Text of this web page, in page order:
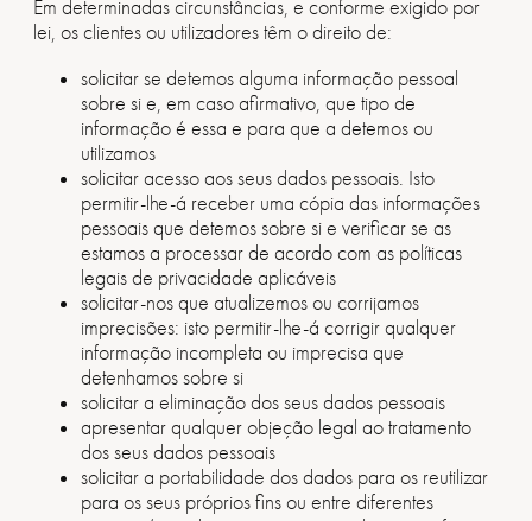
Em determinadas circunstâncias, e conforme exigido por
lei, os clientes ou utilizadores têm o direito de:
solicitar se detemos alguma informação pessoal
sobre si e, em caso afirmativo, que tipo de
informação é essa e para que a detemos ou
utilizamos
solicitar acesso aos seus dados pessoais. Isto
permitir-lhe-á receber uma cópia das informações
pessoais que detemos sobre si e verificar se as
estamos a processar de acordo com as políticas
legais de privacidade aplicáveis
solicitar-nos que atualizemos ou corrijamos
imprecisões: isto permitir-lhe-á corrigir qualquer
informação incompleta ou imprecisa que
detenhamos sobre si
solicitar a eliminação dos seus dados pessoais
apresentar qualquer objeção legal ao tratamento
dos seus dados pessoais
solicitar a portabilidade dos dados para os reutilizar
para os seus próprios fins ou entre diferentes